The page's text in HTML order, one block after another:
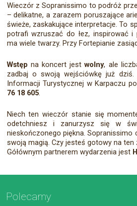
Wieczór z Sopranissimo to podróż
– delikatne, a zarazem poruszające
świeże, zaskakujące interpretacje. To
potrafi wzruszać do łez, inspirować i
ma wiele twarzy. Przy Fortepianie
Wstęp na koncert jestwolny, ale
zadbaj o swoją wejściówkę już
Informacji Turystycznej w Karpaczu
76 18 605.
Niech ten wieczór stanie się
odetchniesz i zanurzysz się w
nieskończonego piękna. Sopranissimo
swoją magią. Czy jesteś gotowy na ten
Gółównym partnerem wydarzenia jest
Polecamy